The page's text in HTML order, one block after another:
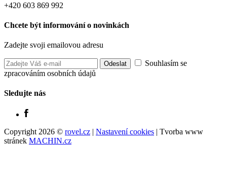
+420 603 869 992
Chcete být informování o novinkách
Zadejte svoji emailovou adresu
Souhlasím se
zpracováním osobních údajů
Sledujte nás
Copyright 2026 © rovel.cz | Nastavení cookies | Tvorba www
stránek MACHIN.cz